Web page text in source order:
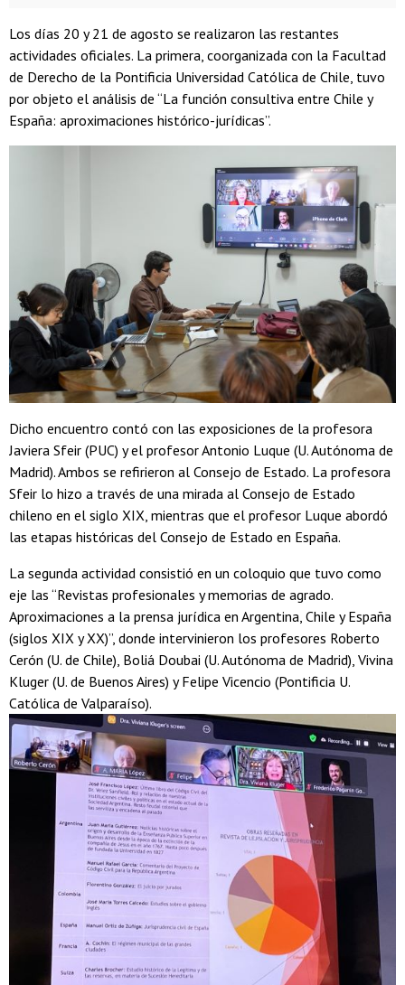
Los días 20 y 21 de agosto se realizaron las restantes
actividades oficiales. La primera, coorganizada con la Facultad
de Derecho de la Pontificia Universidad Católica de Chile, tuvo
por objeto el análisis de “La función consultiva entre Chile y
España: aproximaciones histórico-jurídicas”.
Dicho encuentro contó con las exposiciones de la profesora
Javiera Sfeir (PUC) y el profesor Antonio Luque (U. Autónoma de
Madrid). Ambos se refirieron al Consejo de Estado. La profesora
Sfeir lo hizo a través de una mirada al Consejo de Estado
chileno en el siglo XIX, mientras que el profesor Luque abordó
las etapas históricas del Consejo de Estado en España.
La segunda actividad consistió en un coloquio que tuvo como
eje las “Revistas profesionales y memorias de agrado.
Aproximaciones a la prensa jurídica en Argentina, Chile y España
(siglos XIX y XX)”, donde intervinieron los profesores Roberto
Cerón (U. de Chile), Boliá Doubai (U. Autónoma de Madrid), Vivina
Kluger (U. de Buenos Aires) y Felipe Vicencio (Pontificia U.
Católica de Valparaíso).